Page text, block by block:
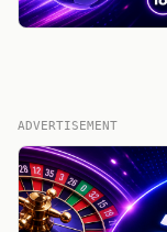
ADVERTISEMENT